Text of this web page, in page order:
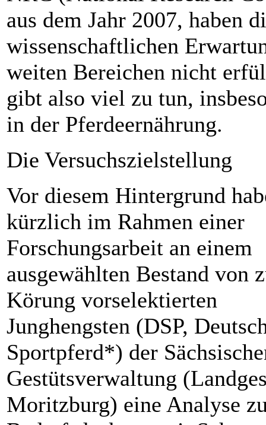
aus dem Jahr 2007, haben
wissenschaftlichen
weiten Bereichen nicht
gibt also viel zu tun,
in der Pferdeernährung.
Die Versuchszielstellung
Vor diesem Hintergrund
kürzlich im Rahmen einer
Forschungsarbeit an einem
ausgewählten Bestand von
Körung vorselektierten
Junghengsten (DSP,
Sportpferd*) der
Gestütsverwaltung
Moritzburg) eine Analyse